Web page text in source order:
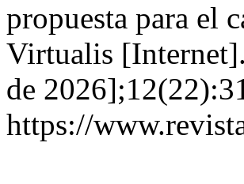
propuesta para el
Virtualis
de
https://